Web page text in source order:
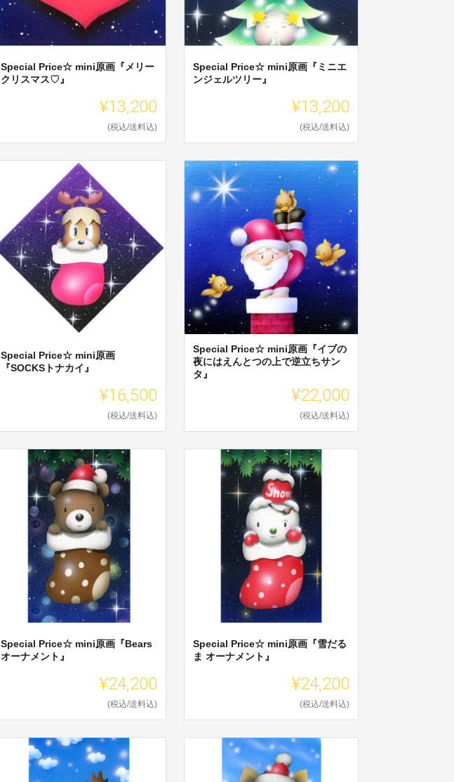
Special Price☆ mini原画『メリー
クリスマス♡』
¥13,200
(税込/送料込)
Special Price☆ mini原画『ミニエ
ンジェルツリー』
¥13,200
(税込/送料込)
Special Price☆ mini原画
『SOCKSトナカイ』
¥16,500
(税込/送料込)
Special Price☆ mini原画『イブの
夜にはえんとつの上で逆立ちサン
タ』
¥22,000
(税込/送料込)
Special Price☆ mini原画『Bears
オーナメント』
¥24,200
(税込/送料込)
Special Price☆ mini原画『雪だる
ま オーナメント』
¥24,200
(税込/送料込)